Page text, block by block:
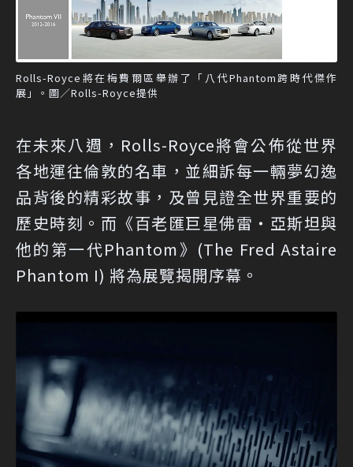
Rolls-Royce將在梅費爾區舉辦了「八代Phantom跨時代傑作
展」。圖／Rolls-Royce提供
在未來八週，Rolls-Royce將會公佈從世界
各地運往倫敦的名車，並細訴每一輛夢幻逸
品背後的精彩故事，及曾見證全世界重要的
歷史時刻。而《百老匯巨星佛雷‧亞斯坦與
他的第一代Phantom》(The Fred Astaire
Phantom I) 將為展覽揭開序幕。